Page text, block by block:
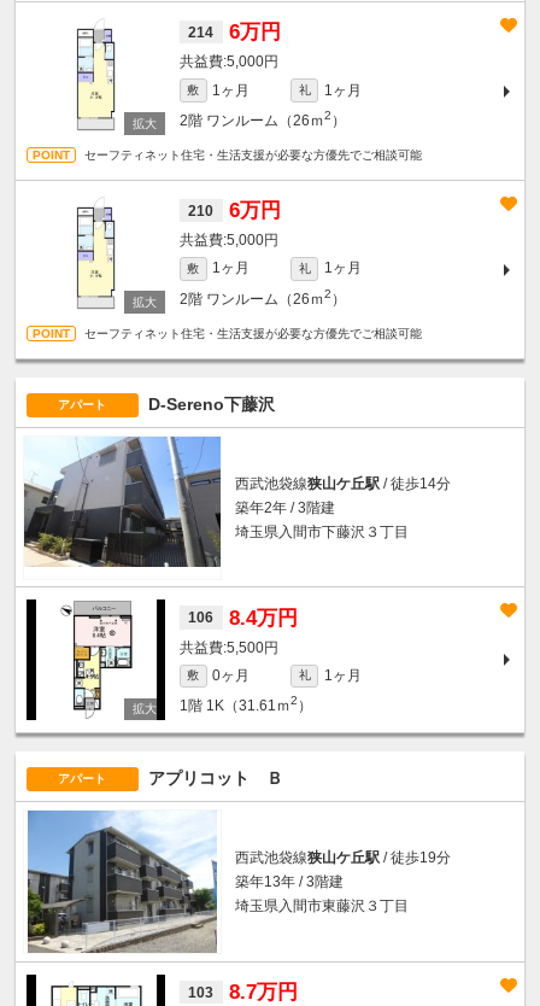
214 6万円
5,000円
敷 1ヶ月 礼
1ヶ月
2階 ワンルーム（26ｍ2 ）
セーフティネット住宅・生活支援が必要な方優先でご相談可能
210 6万円
5,000円
敷 1ヶ月 礼
1ヶ月
2階 ワンルーム（26ｍ2 ）
セーフティネット住宅・生活支援が必要な方優先でご相談可能
アパート D-Sereno下藤沢
西武池袋線狭山ケ丘駅 / 徒歩14分
築年2年 / 3階建
埼玉県入間市下藤沢３丁目
106 8.4万円
5,500円
敷 0ヶ月 礼
1ヶ月
1階 1K（31.61ｍ2 ）
アパート アプリコット Ｂ
西武池袋線狭山ケ丘駅 / 徒歩19分
築年13年 / 3階建
埼玉県入間市東藤沢３丁目
103 8.7万円